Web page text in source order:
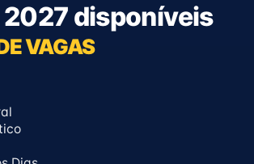
disponíveis
VAGAS